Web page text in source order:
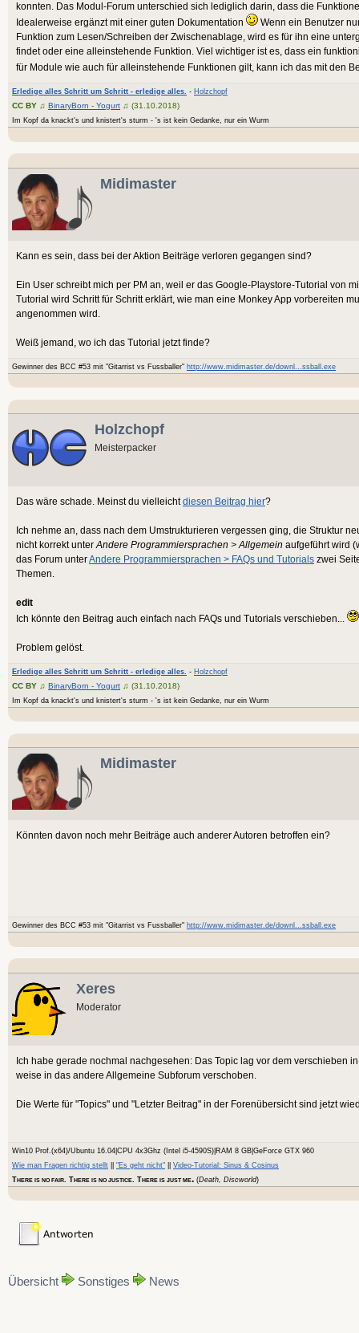
konnten. Das Modul-Forum unterschied sich lediglich darin, dass die
Idealerweise ergänzt mit einer guten Dokumentation
Wenn ein Benutzer
Funktion zum Lesen/Schreiben der Zwischenablage, wird es für ihn eine
findet oder eine alleinstehende Funktion. Viel wichtiger ist es, dass ein
für Module wie auch für alleinstehende Funktionen gilt, kann ich das mit den
Erledige alles Schritt um Schritt - erledige alles. - Holzchopf
CC BY ♫ BinaryBorn - Yogurt ♫ (31.10.2018)
Im Kopf da knackt's und knistert's sturm - 's ist kein Gedanke, nur ein Wurm
Midimaster
Kann es sein, dass bei der Aktion Beiträge verloren gegangen sind?
Ein User schreibt mich per PM an, weil er das Google-Playstore-Tutorial von
Tutorial wird Schritt für Schritt erklärt, wie man eine Monkey App vorbereiten
angenommen wird.
Weiß jemand, wo ich das Tutorial jetzt finde?
Gewinner des BCC #53 mit "Gitarrist vs Fussballer" http://www.midimaster.de/downl...ssball.exe
Holzchopf
Meisterpacker
Das wäre schade. Meinst du vielleichtdiesen Beitrag hier?
Ich nehme an, dass nach dem Umstrukturieren vergessen ging, die Struktur
nicht korrekt unter Andere Programmiersprachen > Allgemein aufgeführt wird
das Forum unterAndere Programmiersprachen > FAQs und Tutorials zwei
Themen.
edit
Ich könnte den Beitrag auch einfach nach FAQs und Tutorials verschieben...
Problem gelöst.
Erledige alles Schritt um Schritt - erledige alles. - Holzchopf
CC BY ♫ BinaryBorn - Yogurt ♫ (31.10.2018)
Im Kopf da knackt's und knistert's sturm - 's ist kein Gedanke, nur ein Wurm
Midimaster
Könnten davon noch mehr Beiträge auch anderer Autoren betroffen ein?
Gewinner des BCC #53 mit "Gitarrist vs Fussballer" http://www.midimaster.de/downl...ssball.exe
Xeres
Moderator
Ich habe gerade nochmal nachgesehen: Das Topic lag vor dem verschieben
weise in das andere Allgemeine Subforum verschoben.
Die Werte für "Topics" und "Letzter Beitrag" in der Forenübersicht sind jetzt
Win10 Prof.(x64)/Ubuntu 16.04|CPU 4x3Ghz (Intel i5-4590S)|RAM 8 GB|GeForce GTX 960
Wie man Fragen richtig stellt
"Es geht nicht"
Video-Tutorial: Sinus & Cosinus
THERE IS NO FAIR . THERE IS NO JUSTICE . THERE IS JUST ME. (Death, Discworld)
Übersicht Sonstiges News